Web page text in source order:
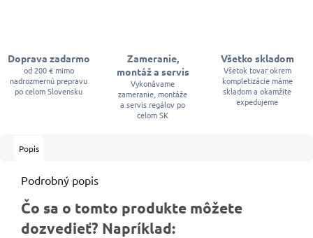
Doprava zadarmo
od 200 € mimo
nadrozmernú prepravu
po celom Slovensku
Zameranie,
montáž a servis
Vykonávame
zameranie, montáže
a servis regálov po
celom SK
Všetko skladom
Všetok tovar okrem
kompletizácie máme
skladom a okamžite
expedujeme
Popis
Podrobný popis
Čo sa o tomto produkte môžete
dozvedieť? Napríklad: